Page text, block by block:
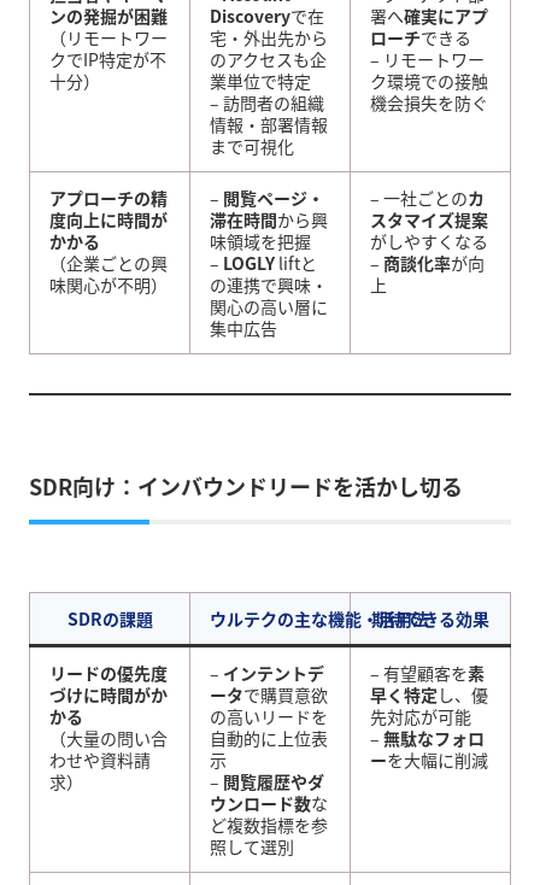
ンの発掘が困難
（リモートワー
クでIP特定が不
十分）
Discoveryで在
宅・外出先から
のアクセスも企
業単位で特定
– 訪問者の組織
情報・部署情報
まで可視化
署へ確実にアプ
ローチできる
– リモートワー
ク環境での接触
機会損失を防ぐ
アプローチの精
度向上に時間が
かかる
（企業ごとの興
味関心が不明）
– 閲覧ページ・
滞在時間から興
味領域を把握
– LOGLY liftと
の連携で興味・
関心の高い層に
集中広告
– 一社ごとのカ
スタマイズ提案
がしやすくなる
– 商談化率が向
上
SDR向け：インバウンドリードを活かし切る
SDRの課題 ウルテクの主な機能・活用法期待できる効果
リードの優先度
づけに時間がか
かる
（大量の問い合
わせや資料請
求）
– インテントデ
ータで購買意欲
の高いリードを
自動的に上位表
示
– 閲覧履歴やダ
ウンロード数な
ど複数指標を参
照して選別
– 有望顧客を素
早く特定 し、優
先対応が可能
– 無駄なフォロ
ーを大幅に削減